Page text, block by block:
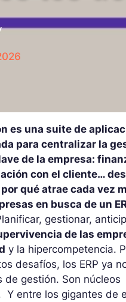
es una suite de
para centralizar la
de la empresa:
con el cliente…
qué atrae cada vez
en busca de un
gestionar,
de las
y la hipercompetencia.
desafíos, los ERP ya
de gestión. Son núcleos
Y entre los gigantes de